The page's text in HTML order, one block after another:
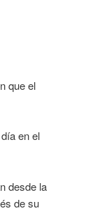
que el
en el
desde la
de su